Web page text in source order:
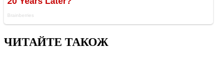
ЧИТАЙТЕ ТАКОЖ